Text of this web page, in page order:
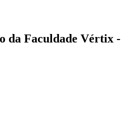
da Faculdade Vértix